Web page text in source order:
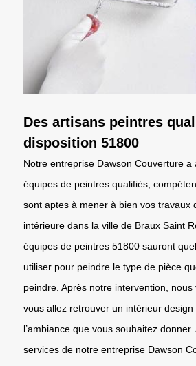
Des artisans peintres
disposition 51800
Notre entreprise Dawson Couverture a
équipes de peintres qualifiés,
sont aptes à mener à bien vos travaux
intérieure dans la ville de Braux Saint
équipes de peintres 51800 sauront
utiliser pour peindre le type de pièce
peindre. Après notre intervention,
vous allez retrouver un intérieur
l’ambiance que vous souhaitez
services de notre entreprise Dawson